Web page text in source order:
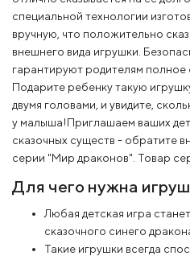
специальной технологии
вручную, что положительно
внешнего вида игрушки.
гарантируют родителям полное
Подарите ребенку такую
двумя головами, и увидите,
у малыша!Приглашаем ваших
сказочных существ - обратите
серии "Мир драконов". Товар
Для чего нужна
Любая детская игра
сказочного синего
Такие игрушки всегда